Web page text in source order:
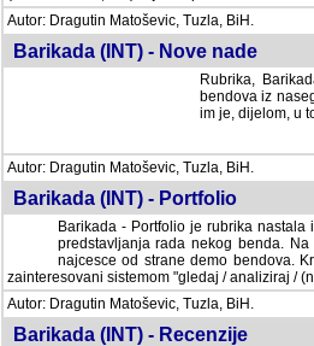
Autor: Dragutin Matoševic, Tuzla, BiH.
Barikada (INT) - Nove nade
Rubrika,
bendova iz
je, dijelom, u
Autor: Dragutin Matoševic, Tuzla, BiH.
Barikada (INT) - Portfolio
Barikada - Portfolio je rubrika
predstavljanja rada nekog benda.
najcesce od strane demo bendova.
zainteresovani sistemom "gledaj / analiziraj /
Autor: Dragutin Matoševic, Tuzla, BiH.
Barikada (INT) - Recenzije